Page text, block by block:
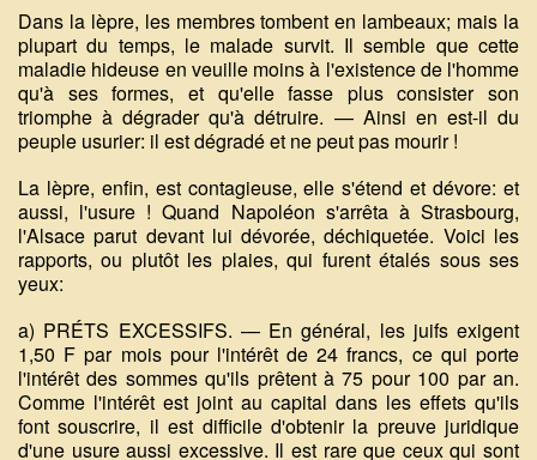
Dans la lèpre, les membres tombent en lambeaux; mais la
plupart du temps, le malade survit. Il semble que cette
maladie hideuse en veuille moins à l'existence de l'homme
qu'à ses formes, et qu'elle fasse plus consister son
triomphe à dégrader qu'à détruire. — Ainsi en est-il du
peuple usurier: il est dégradé et ne peut pas mourir !
La lèpre, enfin, est contagieuse, elle s'étend et dévore: et
aussi, l'usure ! Quand Napoléon s'arrêta à Strasbourg,
l'Alsace parut devant lui dévorée, déchiquetée. Voici les
rapports, ou plutôt les plaies, qui furent étalés sous ses
yeux:
a) PRÉTS EXCESSIFS. — En général, les juifs exigent
1,50 F par mois pour l'intérêt de 24 francs, ce qui porte
l'intérêt des sommes qu'ils prêtent à 75 pour 100 par an.
Comme l'intérêt est joint au capital dans les effets qu'ils
font souscrire, il est difficile d'obtenir la preuve juridique
d'une usure aussi excessive. Il est rare que ceux qui sont